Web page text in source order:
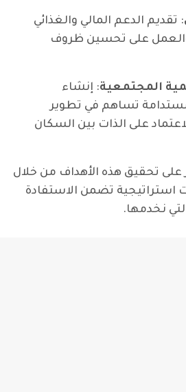
: تقديم الدعم المالي والغذائي
والعمل على تحسين ظروف
المجتمعية: إنشاء
تساهم في تطوير
على الذات بين السكان
على تحقيق هذه الأهداف من خلال
استراتيجية تضمن الاستفادة
نخدمها.